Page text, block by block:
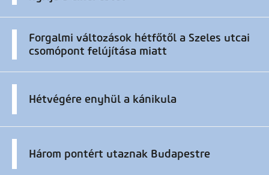
Forgalmi változások hétfőtől a Szeles utcai
csomópont felújítása miatt
Hétvégére enyhül a kánikula
Három pontért utaznak Budapestre